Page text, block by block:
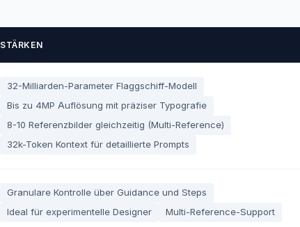
STÄRKEN
32-Milliarden-Parameter Flaggschiff-Modell
Bis zu 4MP Auflösung mit präziser Typografie
8-10 Referenzbilder gleichzeitig (Multi-Reference)
32k-Token Kontext für detaillierte Prompts
Granulare Kontrolle über Guidance und Steps
Ideal für experimentelle Designer
Multi-Reference-Support